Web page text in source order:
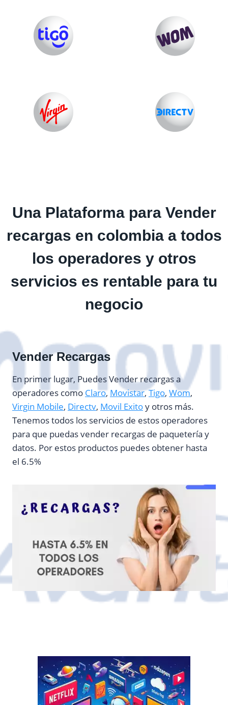
Una Plataforma para Vender
recargas en colombia a todos
los operadores y otros
servicios es rentable para tu
negocio
Vender Recargas
En primer lugar, Puedes Vender recargas a
operadores como Claro, Movistar,Tigo, Wom,
Virgin Mobile, Directv, Movil Exitoy otros más.
Tenemos todos los servicios de estos operadores
para que puedas vender recargas de paquetería y
datos. Por estos productos puedes obtener hasta
el 6.5%